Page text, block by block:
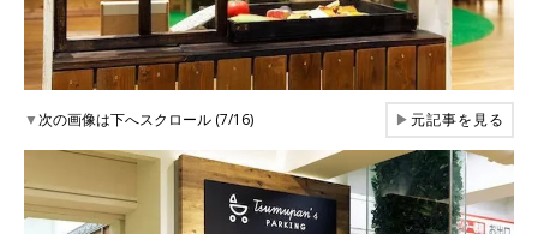
▼次の画像は下へスクロール (7/16) ▶元記事を見る